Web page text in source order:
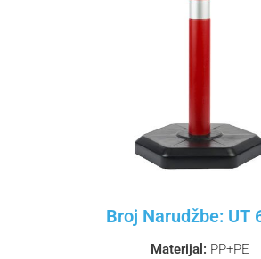
Broj Narudžbe: UT
Materijal: PP+PE